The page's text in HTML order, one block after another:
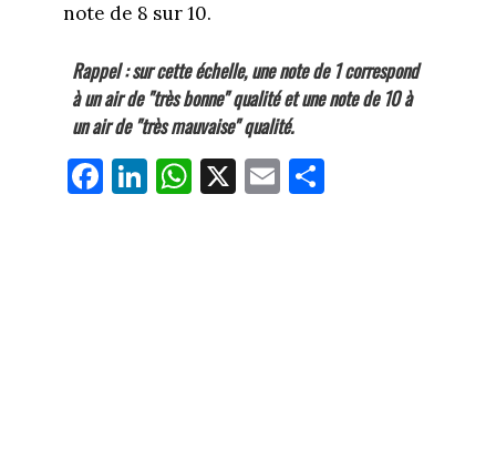
note de 8 sur 10.
Rappel : sur cette échelle, une note de 1 correspond
à un air de "très bonne" qualité et une note de 10 à
un air de "très mauvaise" qualité.
Fa
ce
Li
nk
W
ha
X E
m
Pa
rt